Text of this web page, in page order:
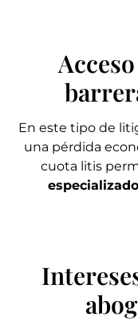
En este tipo de
una pérdida
cuota litis